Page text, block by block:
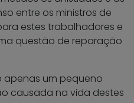
entre os ministros de
estes trabalhadores e
questão de reparação
apenas um pequeno
causada na vida destes